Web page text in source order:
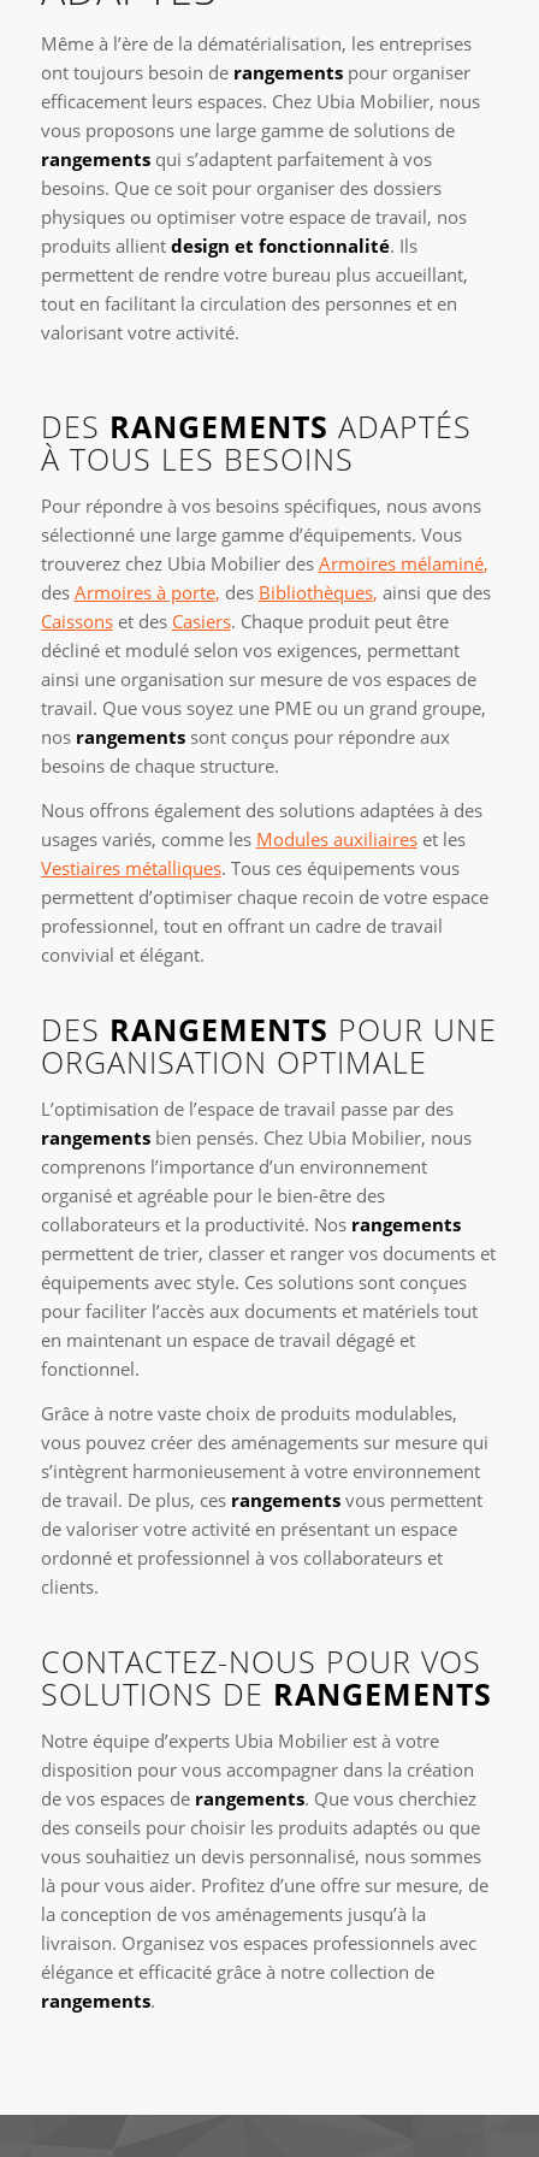
Même à l’ère de la dématérialisation, les entreprises
ont toujours besoin de rangementspour organiser
efficacement leurs espaces. Chez Ubia Mobilier, nous
vous proposons une large gamme de solutions de
rangementsqui s’adaptent parfaitement à vos
besoins. Que ce soit pour organiser des dossiers
physiques ou optimiser votre espace de travail, nos
produits allient design et fonctionnalité. Ils
permettent de rendre votre bureau plus accueillant,
tout en facilitant la circulation des personnes et en
valorisant votre activité.
DES RANGEMENTS ADAPTÉS
À TOUS LES BESOINS
Pour répondre à vos besoins spécifiques, nous avons
sélectionné une large gamme d’équipements. Vous
trouverez chez Ubia Mobilier des Armoires mélaminé,
des Armoires à porte, des Bibliothèques, ainsi que des
Caissonset des Casiers. Chaque produit peut être
décliné et modulé selon vos exigences, permettant
ainsi une organisation sur mesure de vos espaces de
travail. Que vous soyez une PME ou un grand groupe,
nos rangementssont conçus pour répondre aux
besoins de chaque structure.
Nous offrons également des solutions adaptées à des
usages variés, comme les Modules auxiliaireset les
Vestiaires métalliques. Tous ces équipements vous
permettent d’optimiser chaque recoin de votre espace
professionnel, tout en offrant un cadre de travail
convivial et élégant.
DES RANGEMENTS POUR UNE
ORGANISATION OPTIMALE
L’optimisation de l’espace de travail passe par des
rangementsbien pensés. Chez Ubia Mobilier, nous
comprenons l’importance d’un environnement
organisé et agréable pour le bien-être des
collaborateurs et la productivité. Nos rangements
permettent de trier, classer et ranger vos documents et
équipements avec style. Ces solutions sont conçues
pour faciliter l’accès aux documents et matériels tout
en maintenant un espace de travail dégagé et
fonctionnel.
Grâce à notre vaste choix de produits modulables,
vous pouvez créer des aménagements sur mesure qui
s’intègrent harmonieusement à votre environnement
de travail. De plus, ces rangementsvous permettent
de valoriser votre activité en présentant un espace
ordonné et professionnel à vos collaborateurs et
clients.
CONTACTEZ-NOUS POUR VOS
SOLUTIONS DE RANGEMENTS
Notre équipe d’experts Ubia Mobilier est à votre
disposition pour vous accompagner dans la création
de vos espaces de rangements. Que vous cherchiez
des conseils pour choisir les produits adaptés ou que
vous souhaitiez un devis personnalisé, nous sommes
là pour vous aider. Profitez d’une offre sur mesure, de
la conception de vos aménagements jusqu’à la
livraison. Organisez vos espaces professionnels avec
élégance et efficacité grâce à notre collection de
rangements.